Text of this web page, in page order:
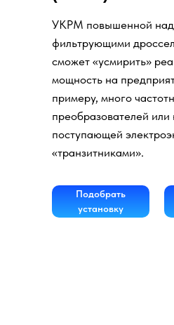
Подобрать
установку
УКРМ повышенной
фильтрующими
сможет «усмирить»
мощность на
примеру, много
преобразователей или
поступающей
«транзитниками».